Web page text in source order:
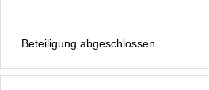
Beteiligung abgeschlossen